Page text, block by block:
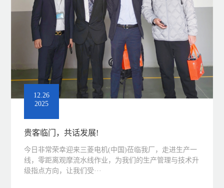
12.26
2025
贵客临门，共话发展!
今日非常荣幸迎来三菱电机(中国)莅临我厂，走进生产一
线，零距离观摩流水线作业，为我们的生产管理与技术升
级指点方向，让我们受···